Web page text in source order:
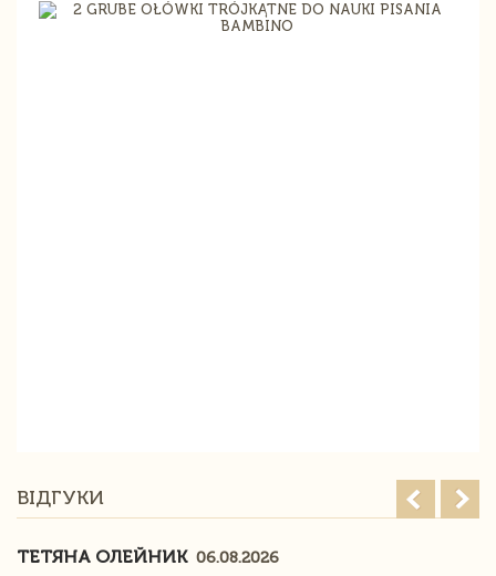
ВІДГУКИ
ТЕТЯНА ОЛЕЙНИК 06.08.2026